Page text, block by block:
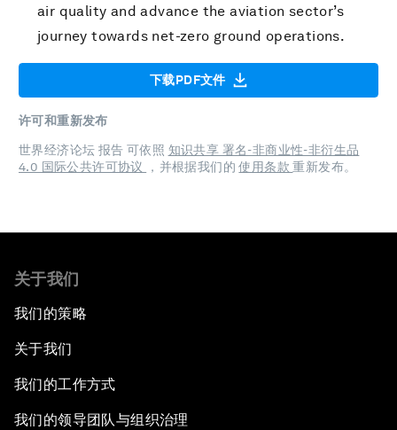
air quality and advance the aviation sector’s
journey towards net-zero ground operations.
下载PDF文件
许可和重新发布
世界经济论坛 报告 可依照 知识共享 署名-非商业性-非衍生品
4.0 国际公共许可协议
，并根据我们的使用条款重新发布。
关于我们
我们的策略
关于我们
我们的工作方式
我们的领导团队与组织治理